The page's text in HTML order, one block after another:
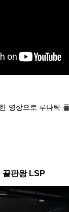
영상으로 루나틱
끝판왕 LSP